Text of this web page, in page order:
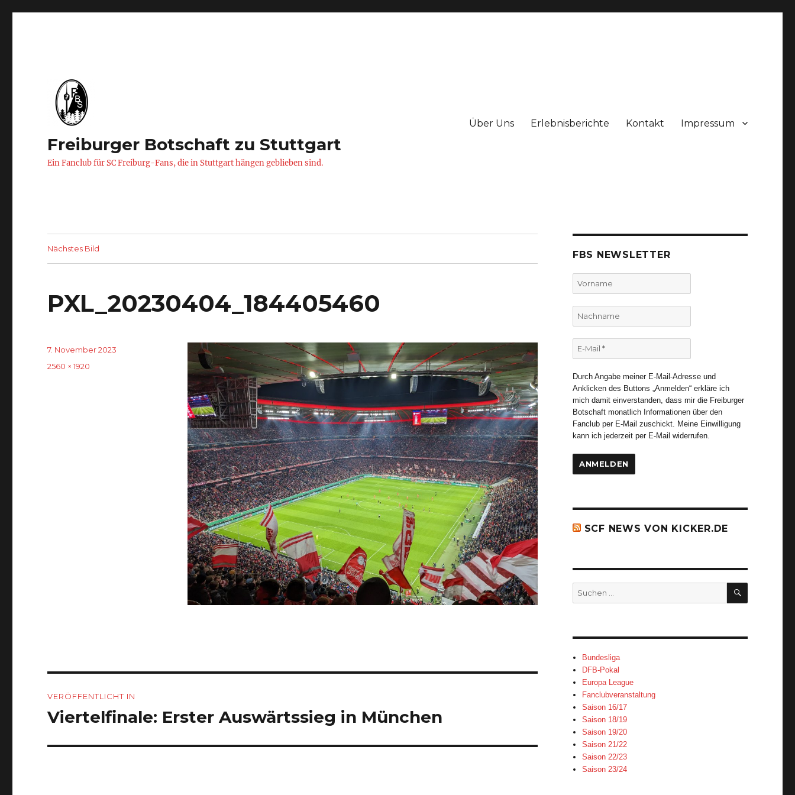
Freiburger Botschaft zu Stuttgart
Ein Fanclub für SC Freiburg-Fans, die in Stuttgart hängen geblieben sind.
Über Uns Erlebnisberichte Kontakt Impressum
Nächstes Bild
PXL_20230404_184405460
Veröffentlicht
7. November 2023
Originalgröße
2560 × 1920
VERÖFFENTLICHT IN
Viertelfinale: Erster Auswärtssieg in München
FBS NEWSLETTER
Nachname
Durch Angabe meiner E-Mail-Adresse und
Anklicken des Buttons „Anmelden“ erkläre ich
mich damit einverstanden, dass mir die Freiburger
Botschaft monatlich Informationen über den
Fanclub per E-Mail zuschickt. Meine Einwilligung
kann ich jederzeit per E-Mail widerrufen.
SCF NEWS VON KICKER.DE
Suchen
nach:
SUCHEN
Bundesliga
DFB-Pokal
Europa League
Fanclubveranstaltung
Saison 16/17
Saison 18/19
Saison 19/20
Saison 21/22
Saison 22/23
Saison 23/24